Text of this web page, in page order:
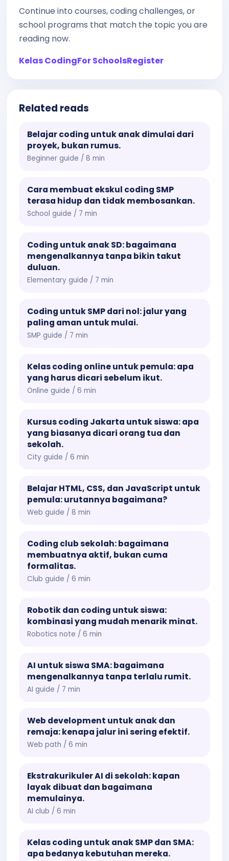
Continue into courses, coding challenges, or
school programs that match the topic you are
reading now.
Kelas CodingFor SchoolsRegister
Related reads
Belajar coding untuk anak dimulai dari
proyek, bukan rumus.
Beginner guide / 8 min
Cara membuat ekskul coding SMP
terasa hidup dan tidak membosankan.
School guide / 7 min
Coding untuk anak SD: bagaimana
mengenalkannya tanpa bikin takut
duluan.
Elementary guide / 7 min
Coding untuk SMP dari nol: jalur yang
paling aman untuk mulai.
SMP guide / 7 min
Kelas coding online untuk pemula: apa
yang harus dicari sebelum ikut.
Online guide / 6 min
Kursus coding Jakarta untuk siswa: apa
yang biasanya dicari orang tua dan
sekolah.
City guide / 6 min
Belajar HTML, CSS, dan JavaScript untuk
pemula: urutannya bagaimana?
Web guide / 8 min
Coding club sekolah: bagaimana
membuatnya aktif, bukan cuma
formalitas.
Club guide / 6 min
Robotik dan coding untuk siswa:
kombinasi yang mudah menarik minat.
Robotics note / 6 min
AI untuk siswa SMA: bagaimana
mengenalkannya tanpa terlalu rumit.
AI guide / 7 min
Web development untuk anak dan
remaja: kenapa jalur ini sering efektif.
Web path / 6 min
Ekstrakurikuler AI di sekolah: kapan
layak dibuat dan bagaimana
memulainya.
AI club / 6 min
Kelas coding untuk anak SMP dan SMA:
apa bedanya kebutuhan mereka.